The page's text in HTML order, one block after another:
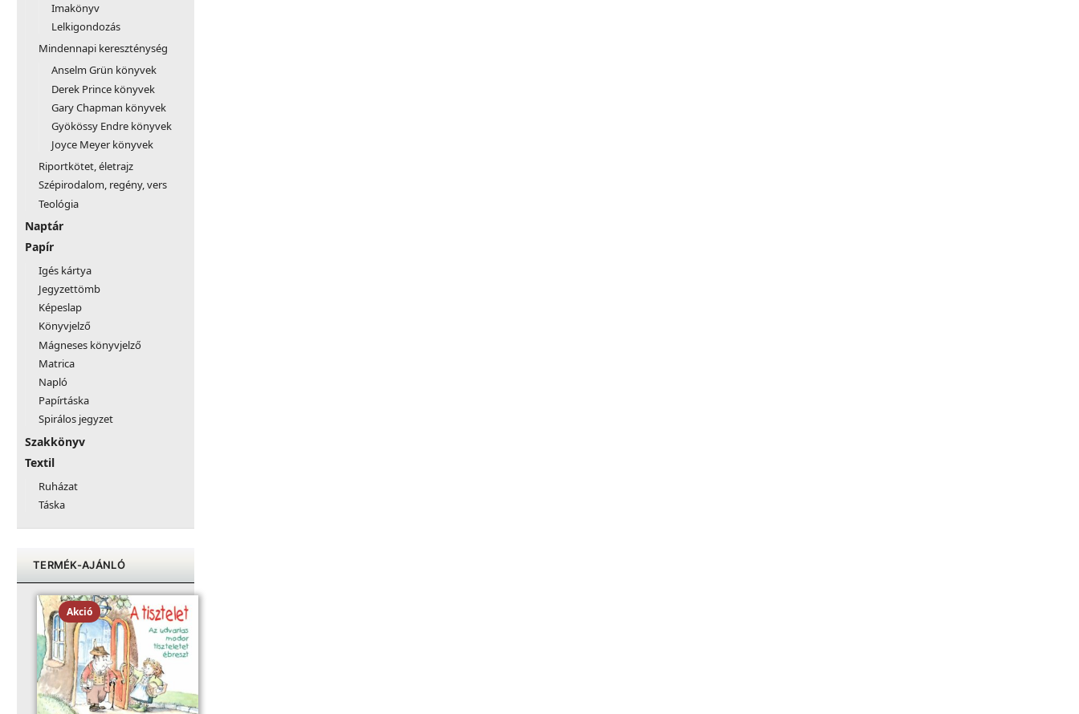
Imakönyv
Lelkigondozás
Mindennapi kereszténység
Anselm Grün könyvek
Derek Prince könyvek
Gary Chapman könyvek
Gyökössy Endre könyvek
Joyce Meyer könyvek
Riportkötet, életrajz
Szépirodalom, regény, vers
Teológia
Naptár
Papír
Igés kártya
Jegyzettömb
Képeslap
Könyvjelző
Mágneses könyvjelző
Matrica
Napló
Papírtáska
Spirálos jegyzet
Szakkönyv
Textil
Ruházat
Táska
TERMÉK-AJÁNLÓ
Akció